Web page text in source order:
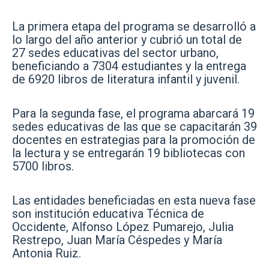
La primera etapa del programa se desarrolló a
lo largo del año anterior y cubrió un total de
27 sedes educativas del sector urbano,
beneficiando a 7304 estudiantes y la entrega
de 6920 libros de literatura infantil y juvenil.
Para la segunda fase, el programa abarcará 19
sedes educativas de las que se capacitarán 39
docentes en estrategias para la promoción de
la lectura y se entregarán 19 bibliotecas con
5700 libros.
Las entidades beneficiadas en esta nueva fase
son institución educativa Técnica de
Occidente, Alfonso López Pumarejo, Julia
Restrepo, Juan María Céspedes y María
Antonia Ruiz.